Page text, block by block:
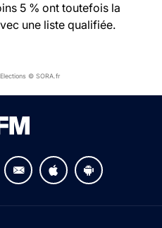
5 % ont toutefois la
une liste qualifiée.
© SORA.fr